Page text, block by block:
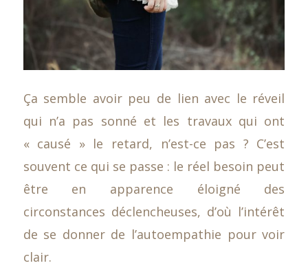
Ça semble avoir peu de lien avec le réveil
qui n’a pas sonné et les travaux qui ont
« causé » le retard, n’est-ce pas ? C’est
souvent ce qui se passe : le réel besoin peut
être en apparence éloigné des
circonstances déclencheuses, d’où l’intérêt
de se donner de l’autoempathie pour voir
clair.